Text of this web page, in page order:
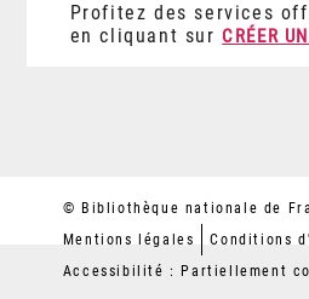
Profitez des services
en cliquant sur CRÉER
© Bibliothèque nationale de
Mentions légales
Conditions
Accessibilité : Partiellement